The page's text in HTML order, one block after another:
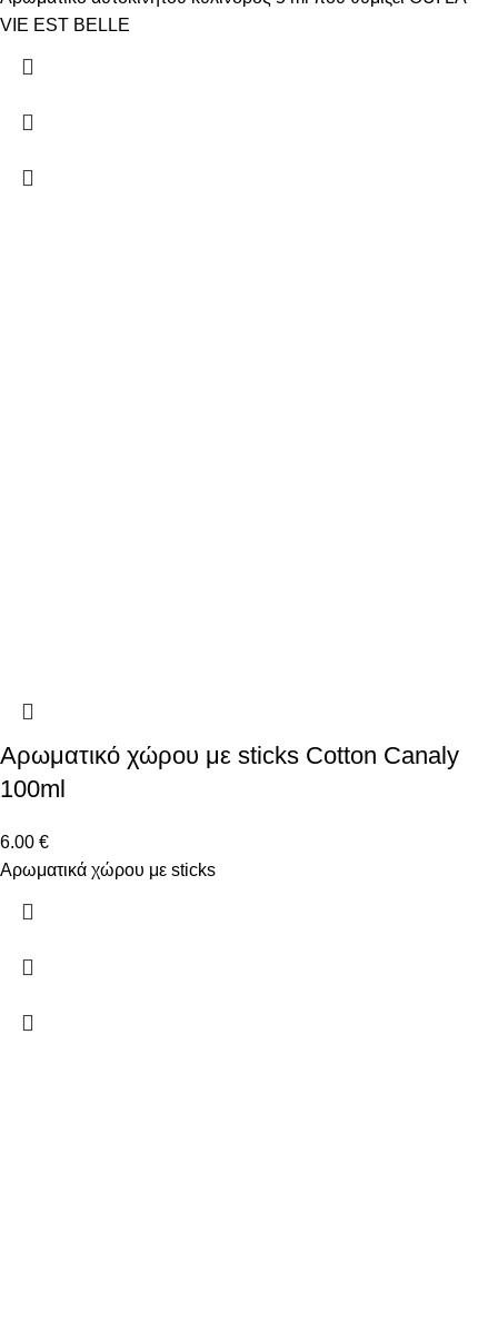
VIE EST BELLE
Αρωματικό χώρου με sticks Cotton Canaly
100ml
6.00 €
Αρωματικά χώρου με sticks